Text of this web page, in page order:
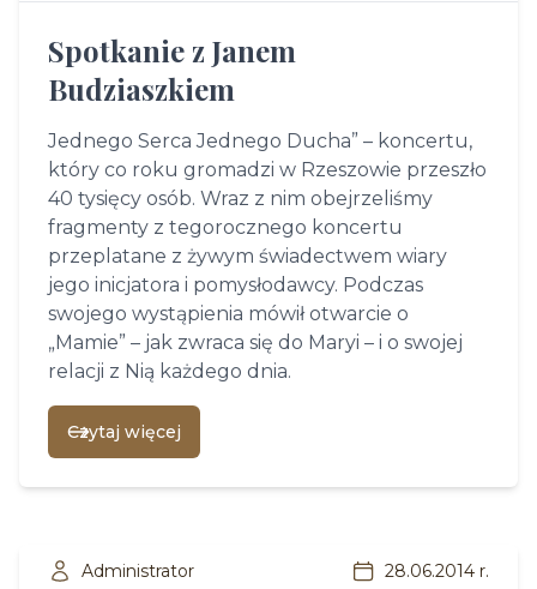
Spotkanie z Janem
Budziaszkiem
Jednego Serca Jednego Ducha” – koncertu,
który co roku gromadzi w Rzeszowie przeszło
40 tysięcy osób. Wraz z nim obejrzeliśmy
fragmenty z tegorocznego koncertu
przeplatane z żywym świadectwem wiary
jego inicjatora i pomysłodawcy. Podczas
swojego wystąpienia mówił otwarcie o
„Mamie” – jak zwraca się do Maryi – i o swojej
relacji z Nią każdego dnia.
Czytaj więcej
Administrator 28.06.2014 r.